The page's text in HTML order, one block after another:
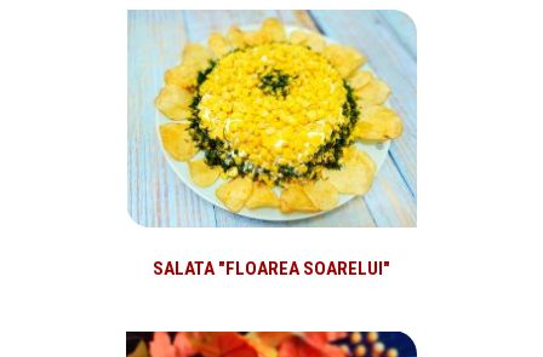
SALATA "FLOAREA SOARELUI"